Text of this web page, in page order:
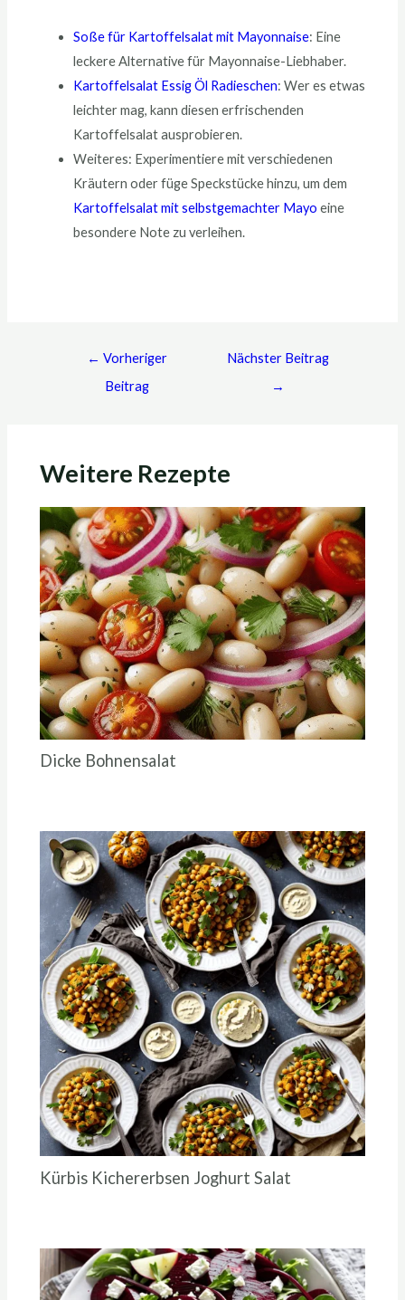
Soße für Kartoffelsalat mit Mayonnaise: Eine
leckere Alternative für Mayonnaise-Liebhaber.
Kartoffelsalat Essig Öl Radieschen: Wer es etwas
leichter mag, kann diesen erfrischenden
Kartoffelsalat ausprobieren.
Weiteres: Experimentiere mit verschiedenen
Kräutern oder füge Speckstücke hinzu, um dem
Kartoffelsalat mit selbstgemachter Mayo eine
besondere Note zu verleihen.
← Vorheriger
Beitrag
Nächster Beitrag
→
Weitere Rezepte
Dicke Bohnensalat
Kürbis Kichererbsen Joghurt Salat